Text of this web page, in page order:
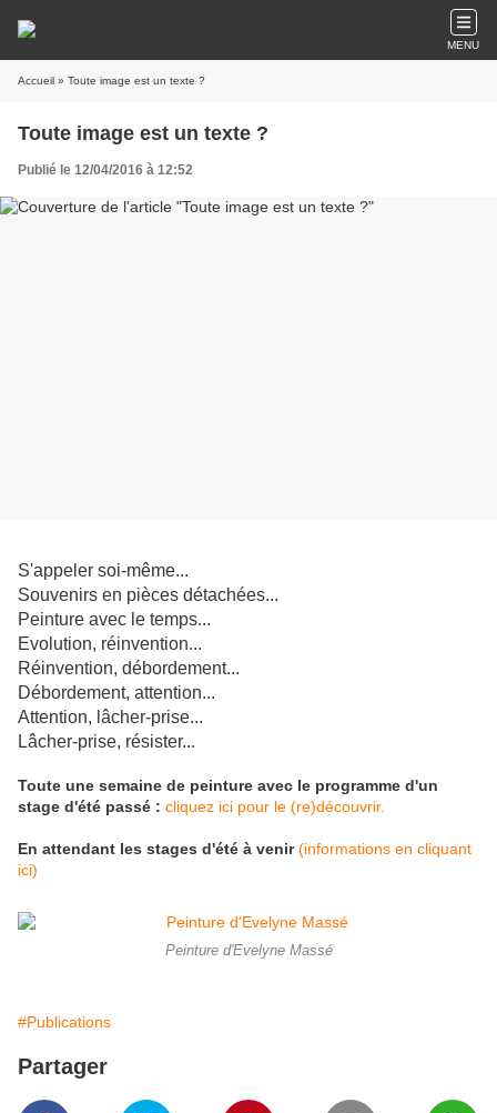
MENU
Accueil » Toute image est un texte ?
Toute image est un texte ?
Publié le 12/04/2016 à 12:52
S'appeler soi-même...
Souvenirs en pièces détachées...
Peinture avec le temps...
Evolution, réinvention...
Réinvention, débordement...
Débordement, attention...
Attention, lâcher-prise...
Lâcher-prise, résister...
Toute une semaine de peinture avec le programme d'un
stage d'été passé : cliquez ici pour le (re)découvrir.
En attendant les stages d'été à venir(informations en cliquant
ici)
Peinture d'Evelyne Massé
#Publications
Partager